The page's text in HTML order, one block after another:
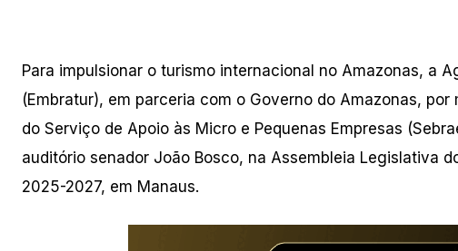
Para impulsionar o turismo internacional no Amazonas, a
(Embratur), em parceria com o Governo do Amazonas,
do Serviço de Apoio às Micro e Pequenas Empresas
auditório senador João Bosco, na Assembleia Legislativa
2025-2027, em Manaus.